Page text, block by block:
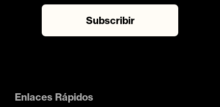
Enlaces Rápidos